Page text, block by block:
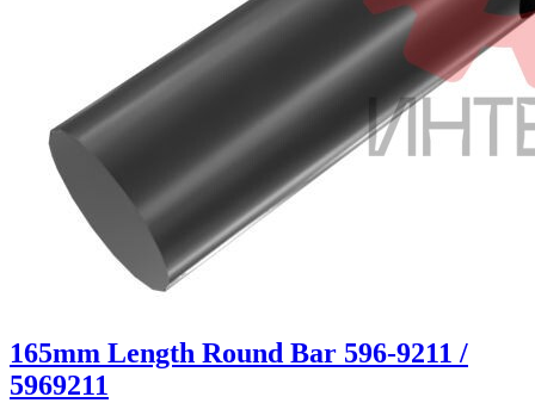
165mm Length Round Bar 596-9211 /
5969211